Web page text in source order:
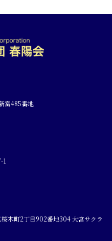
富485番地
1
木町2丁目902番地304 大宮サクラ